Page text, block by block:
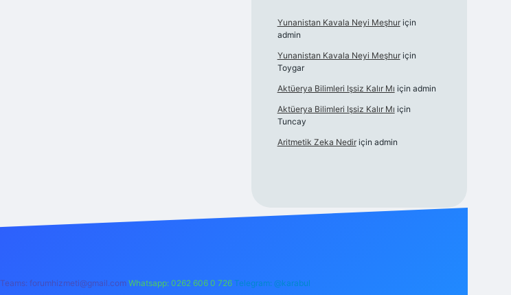
Yunanistan Kavala Neyi Meşhuriçin
admin
Yunanistan Kavala Neyi Meşhuriçin
Toygar
Aktüerya Bilimleri Işsiz Kalır Mı için admin
Aktüerya Bilimleri Işsiz Kalır Mı için
Tuncay
Aritmetik Zeka Nediriçin admin
Teams: forumhizmeti@gmail.com Whatsapp: 0262 606 0 726 Telegram: @karabul